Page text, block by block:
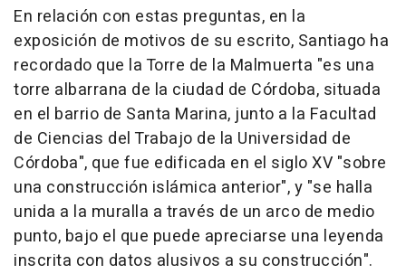
En relación con estas preguntas, en la
exposición de motivos de su escrito, Santiago ha
recordado que la Torre de la Malmuerta "es una
torre albarrana de la ciudad de Córdoba, situada
en el barrio de Santa Marina, junto a la Facultad
de Ciencias del Trabajo de la Universidad de
Córdoba", que fue edificada en el siglo XV "sobre
una construcción islámica anterior", y "se halla
unida a la muralla a través de un arco de medio
punto, bajo el que puede apreciarse una leyenda
inscrita con datos alusivos a su construcción".